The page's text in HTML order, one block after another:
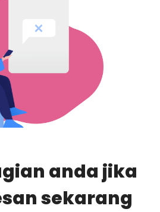
anda jika
sekarang